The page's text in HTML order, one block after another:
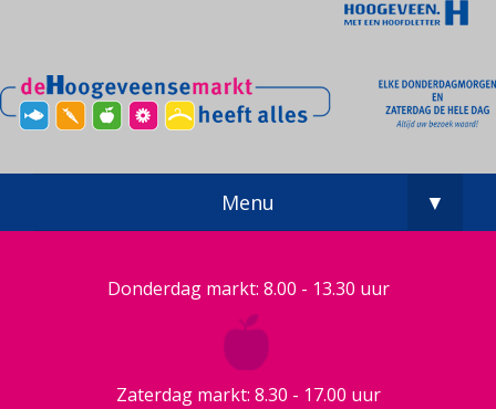
Menu ▼
Donderdag markt: 8.00 - 13.30 uur
Zaterdag markt: 8.30 - 17.00 uur